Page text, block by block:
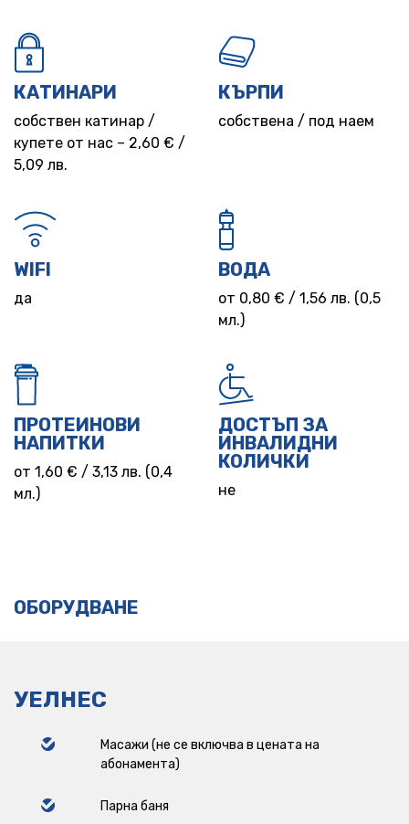
КАТИНАРИ
собствен катинар /
купете от нас – 2,60 € /
5,09 лв.
КЪРПИ
собствена / под наем
WIFI
да
ВОДА
от 0,80 € / 1,56 лв. (0,5
мл.)
ПРОТЕИНОВИ
НАПИТКИ
от 1,60 € / 3,13 лв. (0,4
мл.)
ДОСТЪП ЗА
ИНВАЛИДНИ
КОЛИЧКИ
не
ОБОРУДВАНЕ
УЕЛНЕС
Масажи (не се включва в цената на
абонамента)
Парна баня